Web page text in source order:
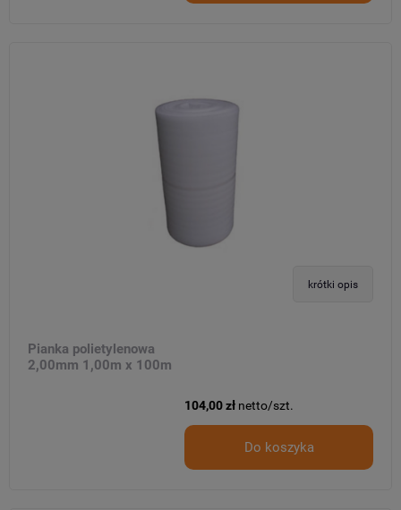
krótki opis
Pianka polietylenowa
2,00mm 1,00m x 100m
104,00 zł netto/szt.
Do koszyka